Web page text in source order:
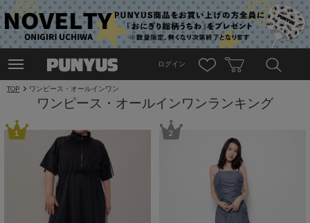
ログイン
TOP ワンピース・オールインワン
ワンピース・オールインワンランキング
1 2